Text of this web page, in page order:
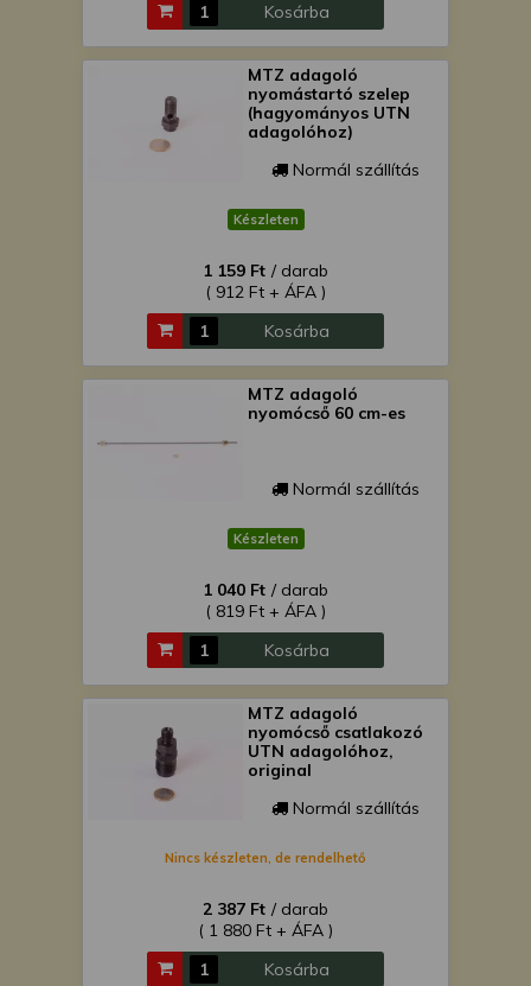
Kosárba
MTZ adagoló
nyomástartó szelep
(hagyományos UTN
adagolóhoz)
Normál szállítás
Készleten
1 159 Ft / darab
( 912 Ft + ÁFA )
Kosárba
MTZ adagoló
nyomócső 60 cm-es
Normál szállítás
Készleten
1 040 Ft / darab
( 819 Ft + ÁFA )
Kosárba
MTZ adagoló
nyomócső csatlakozó
UTN adagolóhoz,
original
Normál szállítás
Nincs készleten, de rendelhető
2 387 Ft / darab
( 1 880 Ft + ÁFA )
Kosárba